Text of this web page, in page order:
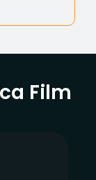
Film